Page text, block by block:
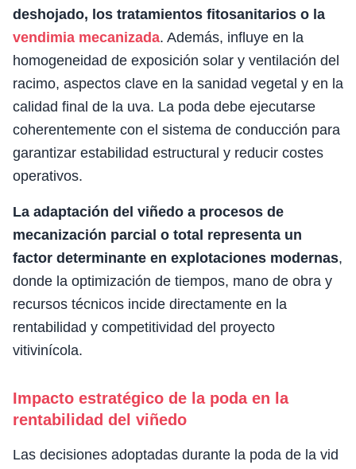
deshojado, los tratamientos fitosanitarios o la
vendimia mecanizada. Además, influye en la
homogeneidad de exposición solar y ventilación del
racimo, aspectos clave en la sanidad vegetal y en la
calidad final de la uva. La poda debe ejecutarse
coherentemente con el sistema de conducción para
garantizar estabilidad estructural y reducir costes
operativos.
La adaptación del viñedo a procesos de
mecanización parcial o total representa un
factor determinante en explotaciones modernas,
donde la optimización de tiempos, mano de obra y
recursos técnicos incide directamente en la
rentabilidad y competitividad del proyecto
vitivinícola.
Impacto estratégico de la poda en la
rentabilidad del viñedo
Las decisiones adoptadas durante la poda de la vid